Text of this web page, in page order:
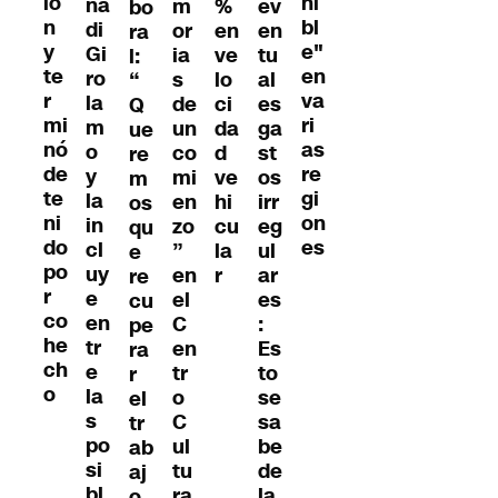
n
y
te
r
mi
nó
de
te
ni
do
po
r
co
he
ch
o
na
di
Gi
ro
la
m
o
y
la
in
cl
uy
e
en
tr
e
la
s
po
si
bo
ra
l:
“
Q
ue
re
m
os
qu
e
re
cu
pe
ra
r
el
tr
ab
aj
m
or
ia
s
de
un
co
mi
en
zo
”
en
el
C
en
tr
o
C
ul
tu
%
en
ve
lo
ci
da
d
ve
hi
cu
la
r
ev
en
tu
al
es
ga
st
os
irr
eg
ul
ar
es
:
Es
to
se
sa
be
de
bl
e"
en
va
ri
as
re
gi
on
es